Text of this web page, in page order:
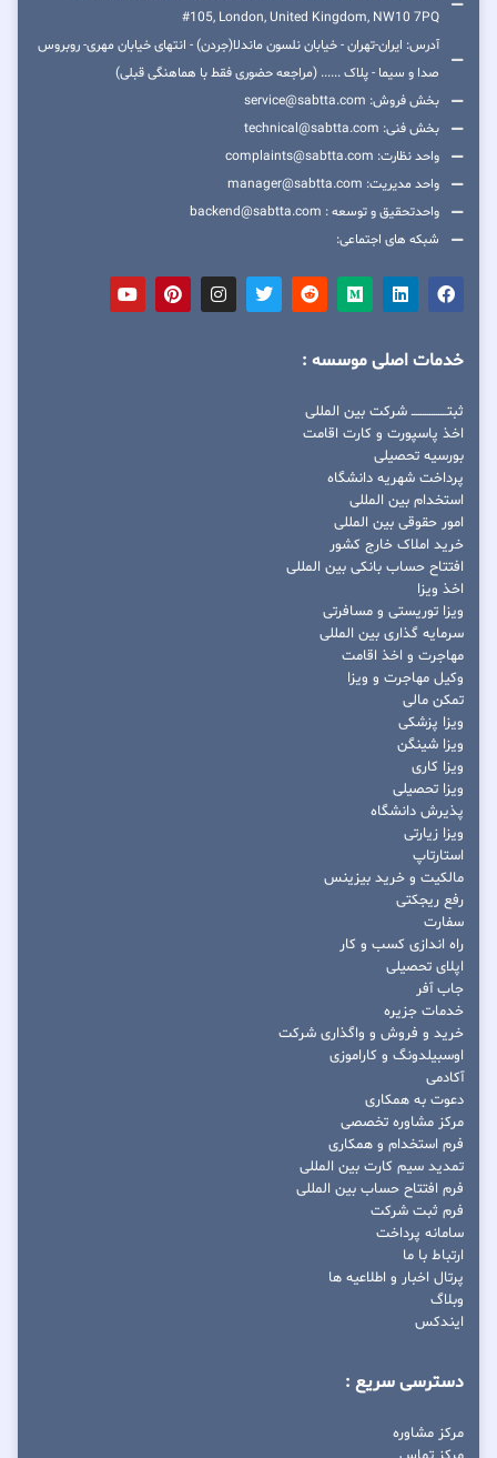
#105, London, United Kingdom, NW10 7PQ
آدرس: ایران-تهران - خیابان نلسون ماندلا(جردن) - انتهای خیابان مهری- روبروس
صدا و سیما - پلاک ...... (مراجعه حضوری فقط با هماهنگی قبلی)
بخش فروش: service@sabtta.com
بخش فنی: technical@sabtta.com
واحد نظارت: complaints@sabtta.com
واحد مدیریت: manager@sabtta.com
واحدتحقیق و توسعه : backend@sabtta.com
شبکه های اجتماعی:
خدمات اصلی موسسه :
ثبتــــــــــــــــ شرکت بین المللی
اخذ پاسپورت و کارت اقامت
بورسیه تحصیلی
پرداخت شهریه دانشگاه
استخدام بین المللی
امور حقوقی بین المللی
خرید املاک خارج کشور
افتتاح حساب بانکی بین المللی
اخذ ویزا
ویزا توریستی و مسافرتی
سرمایه گذاری بین المللی
مهاجرت و اخذ اقامت
وکیل مهاجرت و ویزا
تمکن مالی
ویزا پزشکی
ویزا شینگن
ویزا کاری
ویزا تحصیلی
پذیرش دانشگاه
ویزا زیارتی
استارتاپ
مالکیت و خرید بیزینس
رفع ریجکتی
سفارت
راه اندازی کسب و کار
اپلای تحصیلی
جاب آفر
خدمات جزیره
خرید و فروش و واگذاری شرکت
اوسبیلدونگ و کاراموزی
آکادمی
دعوت به همکاری
مرکز مشاوره تخصصی
فرم استخدام و همکاری
تمدید سیم کارت بین المللی
فرم افتتاح حساب بین المللی
فرم ثبت شرکت
سامانه پرداخت
ارتباط با ما
پرتال اخبار و اطلاعیه ها
وبلاگ
ایندکس
دسترسی سریع :
مرکز مشاوره